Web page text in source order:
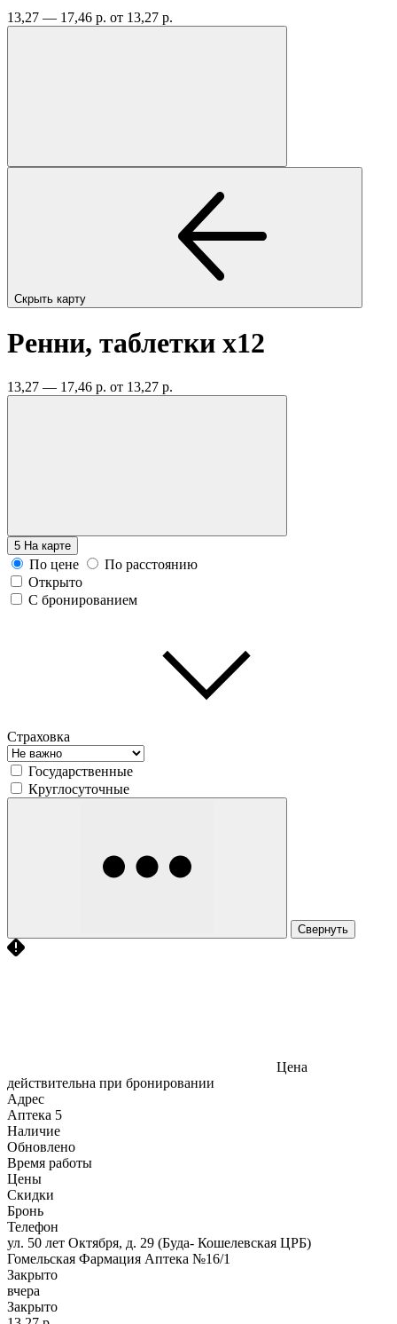
13,27 — 17,46 р. от 13,27 р.
Скрыть карту
Ренни, таблетки x12
13,27 — 17,46 р. от 13,27 р.
5 На карте
По цене
По расстоянию
Открыто
С бронированием
Страховка
Государственные
Круглосуточные
Свернуть
Цена
действительна при бронировании
Адрес
Аптека 5
Наличие
Обновлено
Время работы
Цены
Скидки
Бронь
Телефон
ул. 50 лет Октября, д. 29 (Буда- Кошелевская ЦРБ)
Гомельская Фармация Аптека №16/1
Закрыто
вчера
Закрыто